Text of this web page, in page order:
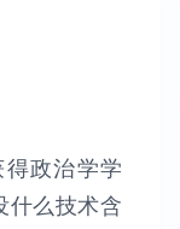
政治学学
什么技术含